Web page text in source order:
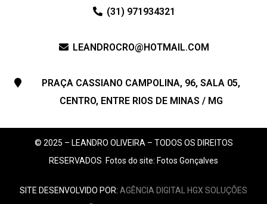
(31) 971934321
LEANDROCRO@HOTMAIL.COM
PRAÇA CASSIANO CAMPOLINA, 96, SALA 05,
CENTRO, ENTRE RIOS DE MINAS / MG
© 2025 – LEANDRO OLIVEIRA – TODOS OS DIREITOS
RESERVADOS Fotos do site: Fotos Gonçalves
SITE DESENVOLVIDO POR: AGÊNCIA DIGITAL HGX SOLUÇÕES